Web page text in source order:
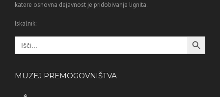
katere osnovna dejavnost je pridobivanje lignita.
Iskalnik:
Search
for:
Search Button
MUZEJ PREMOGOVNIŠTVA